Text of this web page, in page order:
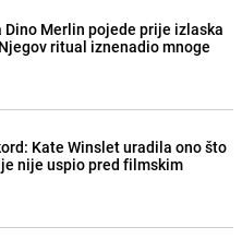
Dino Merlin pojede prije izlaska
ritual iznenadio mnoge
Kate Winslet uradila ono što
nije uspio pred filmskim